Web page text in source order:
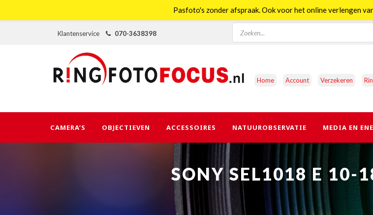
Klantenservice 070-3638398
Producten
zoeken
Home Account Verzekeren
CAMERA’S OBJECTIEVEN ACCESSOIRES NATUUROBSERVATIE MEDIA EN
SONY SEL1018 E 10-
Pasfoto's zonder afspraak. Ook voor het online verlengen